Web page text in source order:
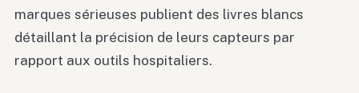
marques sérieuses publient des livres blancs
détaillant la précision de leurs capteurs par
rapport aux outils hospitaliers.